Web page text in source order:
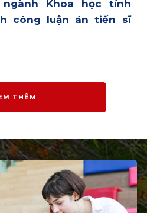
Khoa học tính
công luận án tiến sĩ
THÊM